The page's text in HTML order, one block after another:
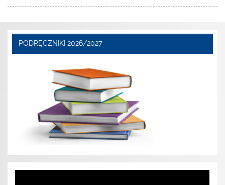
PODRĘCZNIKI 2026/2027